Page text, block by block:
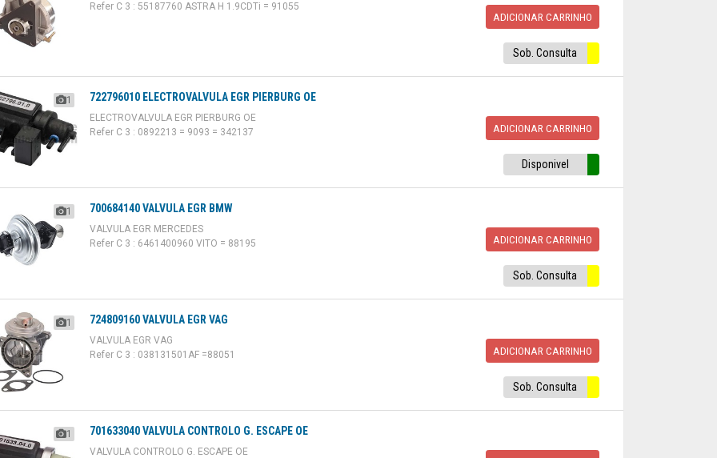
Refer C 3 : 55187760 ASTRA H 1.9CDTi = 91055
ADICIONAR CARRINHO
Sob. Consulta
1 722796010 ELECTROVALVULA EGR PIERBURG OE
ELECTROVALVULA EGR PIERBURG OE
Refer C 3 : 0892213 = 9093 = 342137
ADICIONAR CARRINHO
Disponivel
1 700684140 VALVULA EGR BMW
VALVULA EGR MERCEDES
Refer C 3 : 6461400960 VITO = 88195
ADICIONAR CARRINHO
Sob. Consulta
1 724809160 VALVULA EGR VAG
VALVULA EGR VAG
Refer C 3 : 038131501AF =88051
ADICIONAR CARRINHO
Sob. Consulta
1 701633040 VALVULA CONTROLO G. ESCAPE OE
VALVULA CONTROLO G. ESCAPE OE